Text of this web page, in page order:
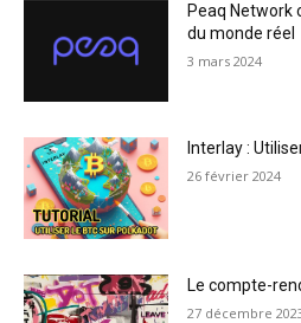
Peaq Network
du monde réel
3 mars 2024
Interlay :
26 février 2024
Le compte-
27 décembre